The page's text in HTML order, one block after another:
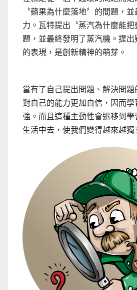
〝蘋果為什麼落地〞的間題，並
力。瓦特提出〝蒸汽為什麼能把
題，並最終發明了蒸汽機。提出
的表現，是創新精神的萌芽。
當有了自己提出問題、解決問
對自己的能力更加自信，因而學
強。而且這種主動性會遷移到學
生活中去，使我們變得越來越獨